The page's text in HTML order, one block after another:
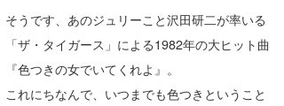
そうです、あのジュリーこと沢田研二が率いる
「ザ・タイガース」による1982年の大ヒット曲
『色つきの女でいてくれよ』。
これにちなんで、いつまでも色つきということ
Naoya Kimoto
mitsuteru Kamio
Yasunari Inoue
メディア
SURFMEDIA
Colors MAGAZINE
波伝説アンバサダー/プロライダー
福島寿実子
波伝説スタッフ